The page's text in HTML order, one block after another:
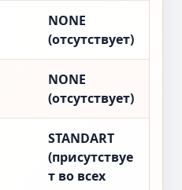
NONE
(отсутствует)
NONE
(отсутствует)
STANDART
(присутствуе
т во всех